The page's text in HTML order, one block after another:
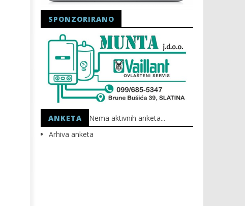
HEP: Bez struje
14.03.2017.
SPONZORIRANO
ANKETA
Nema aktivnih anketa...
Arhiva anketa